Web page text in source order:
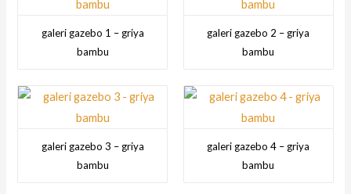
galeri gazebo 1 – griya
bambu
galeri gazebo 2 – griya
bambu
galeri gazebo 3 – griya
bambu
galeri gazebo 4 – griya
bambu